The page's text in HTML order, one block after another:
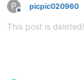
P
Offline
picpic020960
This post is deleted!